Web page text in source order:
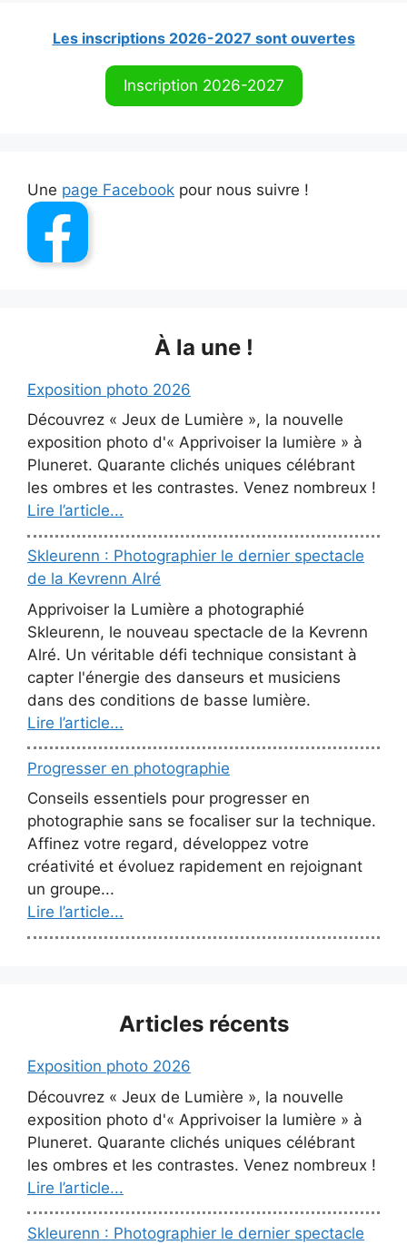
Les inscriptions 2026-2027 sont ouvertes
Inscription 2026-2027
Une page Facebook pour nous suivre !
À la une !
Exposition photo 2026
Découvrez « Jeux de Lumière », la nouvelle
exposition photo d'« Apprivoiser la lumière » à
Pluneret. Quarante clichés uniques célébrant
les ombres et les contrastes. Venez nombreux !
Lire l’article...
Skleurenn : Photographier le dernier spectacle
de la Kevrenn Alré
Apprivoiser la Lumière a photographié
Skleurenn, le nouveau spectacle de la Kevrenn
Alré. Un véritable défi technique consistant à
capter l'énergie des danseurs et musiciens
dans des conditions de basse lumière.
Lire l’article...
Progresser en photographie
Conseils essentiels pour progresser en
photographie sans se focaliser sur la technique.
Affinez votre regard, développez votre
créativité et évoluez rapidement en rejoignant
un groupe...
Lire l’article...
Articles récents
Exposition photo 2026
Découvrez « Jeux de Lumière », la nouvelle
exposition photo d'« Apprivoiser la lumière » à
Pluneret. Quarante clichés uniques célébrant
les ombres et les contrastes. Venez nombreux !
Lire l’article...
Skleurenn : Photographier le dernier spectacle